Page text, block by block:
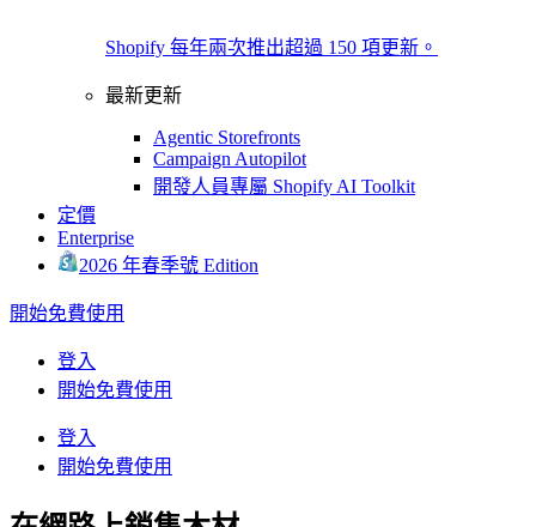
Shopify 每年兩次推出超過 150 項更新。
最新更新
Agentic Storefronts
Campaign Autopilot
開發人員專屬 Shopify AI Toolkit
定價
Enterprise
2026 年春季號 Edition
開始免費使用
登入
開始免費使用
登入
開始免費使用